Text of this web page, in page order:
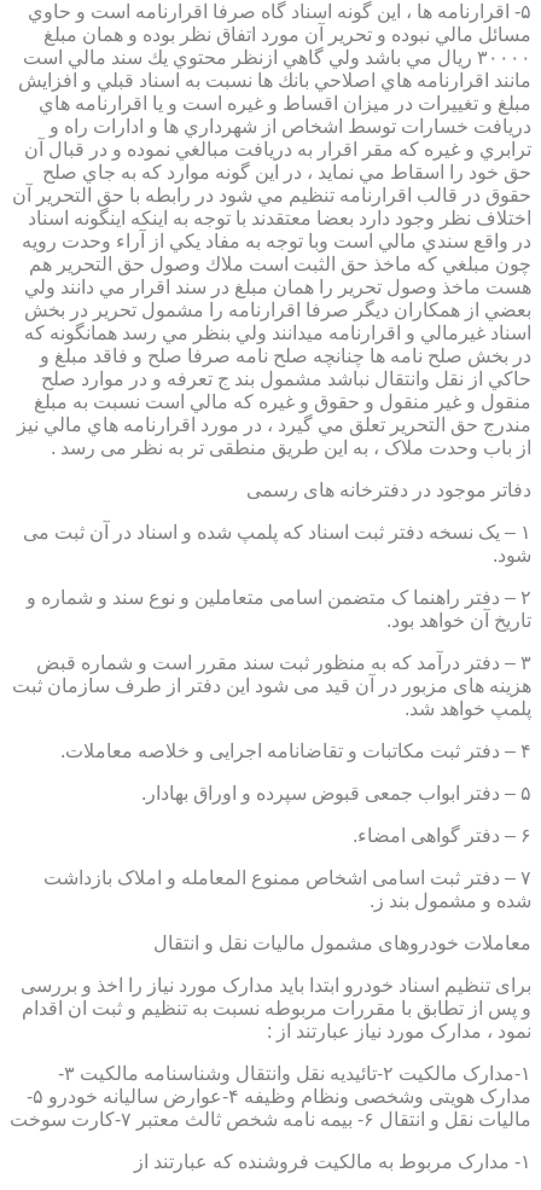
۵- اقرارنامه ها ، اين گونه اسناد گاه صرفا اقرارنامه است و حاوي
مسائل مالي نبوده و تحرير آن مورد اتفاق نظر بوده و همان مبلغ
۳۰۰۰۰ ريال مي باشد ولي گاهي ازنظر محتوي يك سند مالي است
مانند اقرارنامه هاي اصلاحي بانك ها نسبت به اسناد قبلي و افزايش
مبلغ و تغييرات در ميزان اقساط و غيره است و يا اقرارنامه هاي
دريافت خسارات توسط اشخاص از شهرداري ها و ادارات راه و
ترابري و غيره كه مقر اقرار به دريافت مبالغي نموده و در قبال آن
حق خود را اسقاط مي نمايد ، در اين گونه موارد كه به جاي صلح
حقوق در قالب اقرارنامه تنظيم مي شود در رابطه با حق التحرير آن
اختلاف نظر وجود دارد بعضا معتقدند با توجه به اينكه اينگونه اسناد
در واقع سندي مالي است وبا توجه به مفاد يكي از آراء وحدت رويه
چون مبلغي كه ماخذ حق الثبت است ملاك وصول حق التحرير هم
هست ماخذ وصول تحرير را همان مبلغ در سند اقرار مي دانند ولي
بعضي از همكاران ديگر صرفا اقرارنامه را مشمول تحرير در بخش
اسناد غيرمالي و اقرارنامه ميدانند ولي بنظر مي رسد همانگونه كه
در بخش صلح نامه ها چنانچه صلح نامه صرفا صلح و فاقد مبلغ و
حاكي از نقل وانتقال نباشد مشمول بند ج تعرفه و در موارد صلح
منقول و غير منقول و حقوق و غيره كه مالي است نسبت به مبلغ
مندرج حق التحرير تعلق مي گيرد ، در مورد اقرارنامه هاي مالي نيز
از باب وحدت ملاک ، به این طریق منطقی تر به نظر می رسد .
دفاتر موجود در دفترخانه های رسمی
۱ – یک نسخه دفتر ثبت اسناد که پلمپ شده و اسناد در آن ثبت می
شود.
۲ – دفتر راهنما ک متضمن اسامی متعاملین و نوع سند و شماره و
تاریخ آن خواهد بود.
۳ – دفتر درآمد که به منظور ثبت سند مقرر است و شماره قبض
هزینه های مزبور در آن قید می شود این دفتر از طرف سازمان ثبت
پلمپ خواهد شد.
۴ – دفتر ثبت مکاتبات و تقاضانامه اجرایی و خلاصه معاملات.
۵ – دفتر ابواب جمعی قبوض سپرده و اوراق بهادار.
۶ – دفتر گواهی امضاء.
۷ – دفتر ثبت اسامی اشخاص ممنوع المعامله و املاک بازداشت
شده و مشمول بند ز.
معاملات خودروهای مشمول مالیات نقل و انتقال
برای تنظیم اسناد خودرو ابتدا باید مدارک مورد نیاز را اخذ و بررسی
و پس از تطابق با مقررات مربوطه نسبت به تنظیم و ثبت ان اقدام
نمود ، مدارک مورد نیاز عبارتند از :
۱-مدارک مالکیت ۲-تائیدیه نقل وانتقال وشناسنامه مالکیت ۳-
مدارک هویتی وشخصی ونظام وظیفه ۴-عوارض سالیانه خودرو ۵-
مالیات نقل و انتقال ۶- بیمه نامه شخص ثالث معتبر ۷-کارت سوخت
۱- مدارک مربوط به مالکیت فروشنده که عبارتند از